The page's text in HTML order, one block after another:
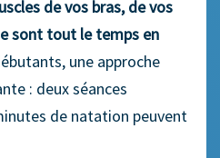
de vos bras, de vos
sont tout le temps en
une approche
: deux séances
de natation peuvent